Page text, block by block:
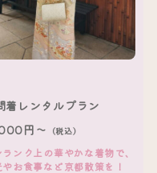
着レンタルプラン
円～
（税込）
ランク上の華やかな着物で、
やお食事など京都散策を！